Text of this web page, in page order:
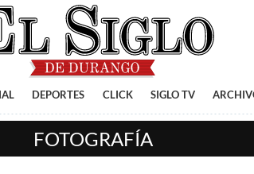
DEPORTES CLICK SIGLO TV
FOTOGRAFÍA